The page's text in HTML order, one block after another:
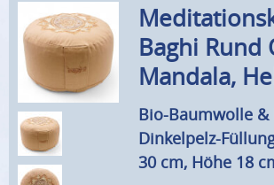
Menü Suche Info
Baghi Rund
Mandala,
Bio-Baumwolle &
Dinkelpelz-
30 cm, Höhe 18